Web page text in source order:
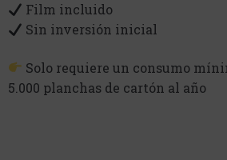
Film incluido
Sin inversión inicial
Solo requiere un consumo
5.000 planchas de cartón al año